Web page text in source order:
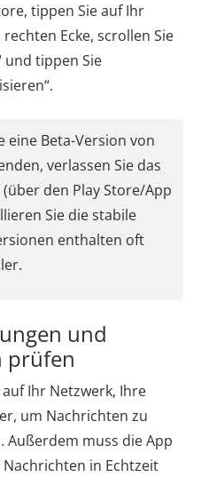
tippen Sie auf Ihr
Ecke, scrollen Sie
und tippen Sie
eine Beta-Version von
verlassen Sie das
den Play Store/App
Sie die stabile
enthalten oft
und
prüfen
Ihr Netzwerk, Ihre
um Nachrichten zu
Außerdem muss die App
in Echtzeit